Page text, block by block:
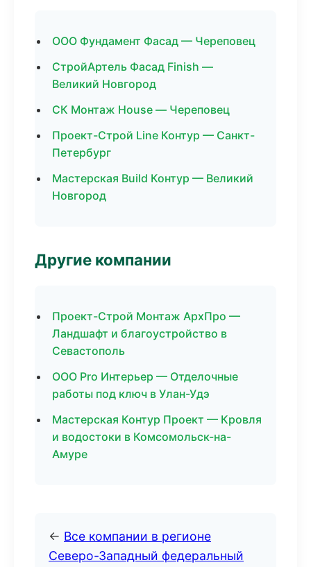
ООО Фундамент Фасад — Череповец
СтройАртель Фасад Finish —
Великий Новгород
СК Монтаж House — Череповец
Проект-Строй Line Контур — Санкт-
Петербург
Мастерская Build Контур — Великий
Новгород
Другие компании
Проект-Строй Монтаж АрхПро —
Ландшафт и благоустройство в
Севастополь
ООО Pro Интерьер — Отделочные
работы под ключ в Улан-Удэ
Мастерская Контур Проект — Кровля
и водостоки в Комсомольск-на-
Амуре
← Все компании в регионе
Северо-Западный федеральный